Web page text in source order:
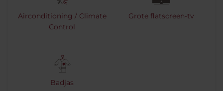
Airconditioning / Climate
Control
Grote flatscreen-tv
Badjas